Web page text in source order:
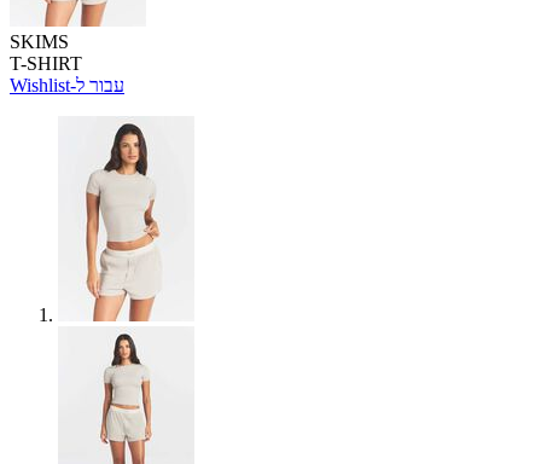
SKIMS
T-SHIRT
Wishlist-עבור ל